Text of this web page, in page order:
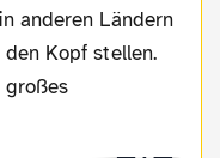
anderen Ländern
Kopf stellen.
großes